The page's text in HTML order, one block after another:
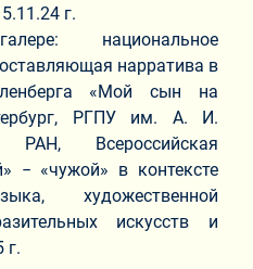
г.
национальное
нарратива в
«Мой сын на
РГПУ им. А. И.
Всероссийская
− «чужой» в контексте
художественной
искусств и
г.